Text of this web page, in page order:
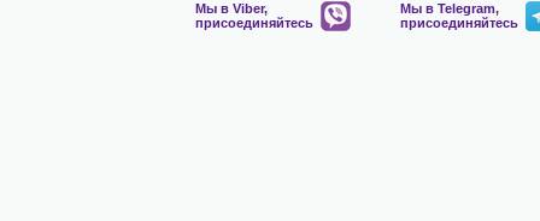
Мы в Viber,
присоединяйтесь
Мы в Telegram,
присоединяйтесь